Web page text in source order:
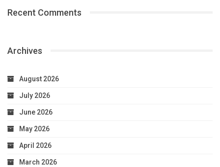
Recent Comments
Archives
August 2026
July 2026
June 2026
May 2026
April 2026
March 2026